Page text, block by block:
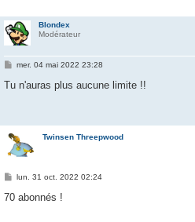
Blondex
Modérateur
M
s
mer. 04 mai 2022 23:28
Tu n'auras plus aucune limite !!
Twinsen Threepwood
M
s
lun. 31 oct. 2022 02:24
70 abonnés !